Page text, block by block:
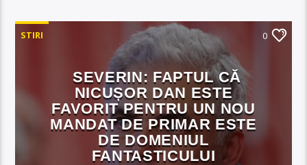
STIRI 0
SEVERIN: FAPTUL CĂ
NICUȘOR DAN ESTE
FAVORIT PENTRU UN NOU
MANDAT DE PRIMAR ESTE
DE DOMENIUL
FANTASTICULUI